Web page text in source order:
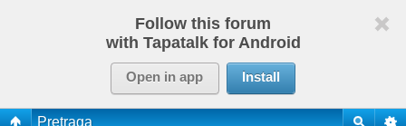
Follow this forum
with Tapatalk for Android
Open in app Install
Pretraga